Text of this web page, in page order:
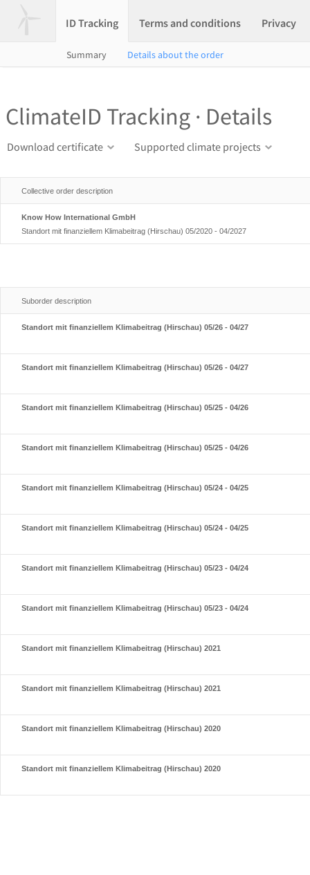
ID Tracking Terms and conditions Privacy
Summary Details about the order
ClimateID Tracking · Details
Download certificate Supported climate projects
Collective order description
Know How International GmbH
Standort mit finanziellem Klimabeitrag (Hirschau) 05/2020 - 04/2027
Suborder description
Standort mit finanziellem Klimabeitrag (Hirschau) 05/26 - 04/27
Standort mit finanziellem Klimabeitrag (Hirschau) 05/26 - 04/27
Standort mit finanziellem Klimabeitrag (Hirschau) 05/25 - 04/26
Standort mit finanziellem Klimabeitrag (Hirschau) 05/25 - 04/26
Standort mit finanziellem Klimabeitrag (Hirschau) 05/24 - 04/25
Standort mit finanziellem Klimabeitrag (Hirschau) 05/24 - 04/25
Standort mit finanziellem Klimabeitrag (Hirschau) 05/23 - 04/24
Standort mit finanziellem Klimabeitrag (Hirschau) 05/23 - 04/24
Standort mit finanziellem Klimabeitrag (Hirschau) 2021
Standort mit finanziellem Klimabeitrag (Hirschau) 2021
Standort mit finanziellem Klimabeitrag (Hirschau) 2020
Standort mit finanziellem Klimabeitrag (Hirschau) 2020